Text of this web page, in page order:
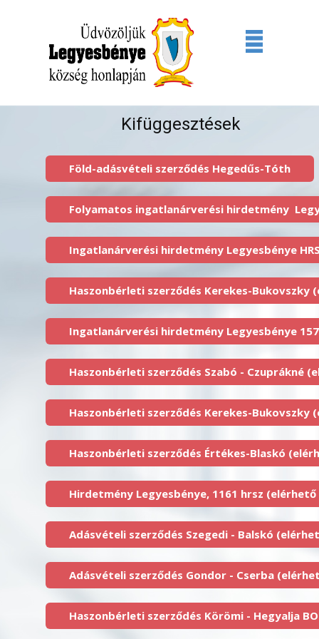
Kifüggesztések
Föld-adásvételi szerződés Hegedűs-Tóth
Folyamatos ingatlanárverési hirdetmény
Ingatlanárverési hirdetmény Legyesbénye
Haszonbérleti szerződés Kerekes-Bukovszky
Ingatlanárverési hirdetmény Legyesbénye
Haszonbérleti szerződés Szabó - Czuprákné
Haszonbérleti szerződés Kerekes-Bukovszky
Haszonbérleti szerződés Értékes-Blaskó
Hirdetmény Legyesbénye, 1161 hrsz (elérhető
Adásvételi szerződés Szegedi - Balskó
Adásvételi szerződés Gondor - Cserba
Haszonbérleti szerződés Körömi - Hegyalja